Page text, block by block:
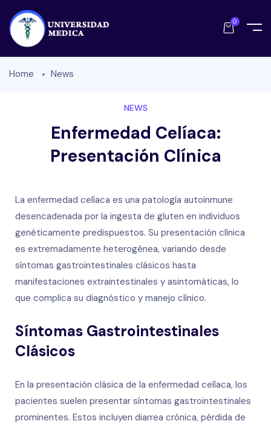
0
Home News
NEWS
Enfermedad Celíaca:
Presentación Clínica
La enfermedad celíaca es una patología autoinmune
desencadenada por la ingesta de gluten en individuos
genéticamente predispuestos. Su presentación clínica
es extremadamente heterogénea, variando desde
síntomas gastrointestinales clásicos hasta
manifestaciones extraintestinales y asintomáticas, lo
que complica su diagnóstico y manejo clínico.
Síntomas Gastrointestinales
Clásicos
En la presentación clásica de la enfermedad celíaca, los
pacientes suelen presentar síntomas gastrointestinales
prominentes. Estos incluyen diarrea crónica, pérdida de